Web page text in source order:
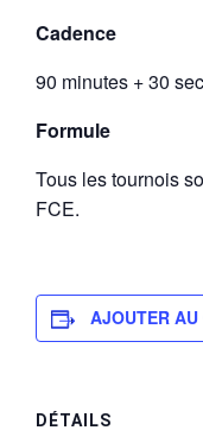
Cadence
90 minutes + 30
Formule
Tous les tournois
FCE.
AJOUTER
DÉTAILS